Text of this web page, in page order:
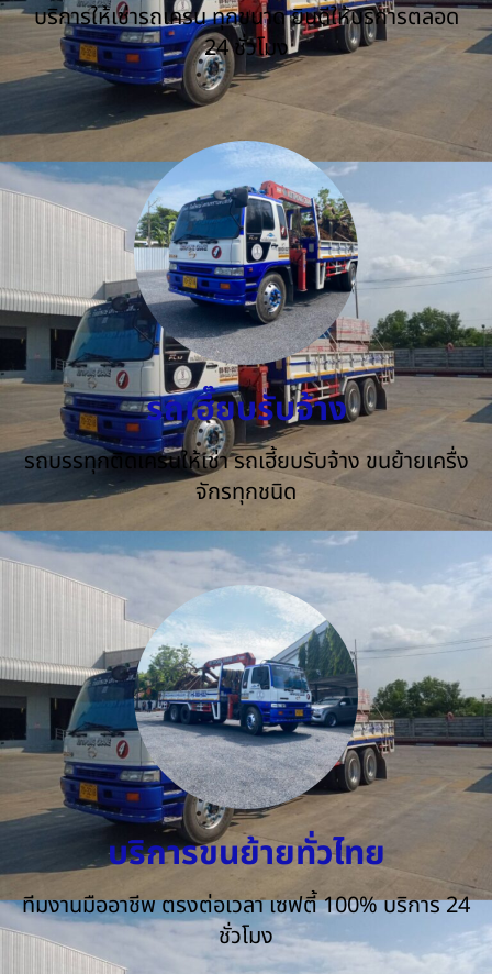
บริการให้เช่ารถเครน ทุกขนาด ยินดีให้บริการตลอด
24 ชั่วโมง
รถเฮี๊ยบรับจ้าง
รถบรรทุกติดเครนให้เช่า รถเฮี้ยบรับจ้าง ขนย้ายเครื่ง
จักรทุกชนิด
บริการขนย้ายทั่วไทย
ทีมงานมืออาชีพ ตรงต่อเวลา เซฟตี้ 100% บริการ 24
ชั่วโมง